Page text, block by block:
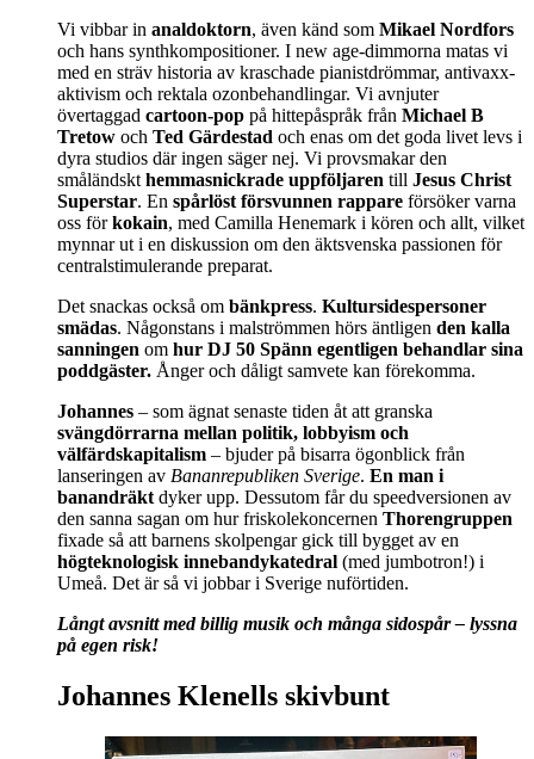
Vi vibbar in analdoktorn, även känd som Mikael Nordfors
och hans synthkompositioner. I new age-dimmorna matas vi
med en sträv historia av kraschade pianistdrömmar, antivaxx-
aktivism och rektala ozonbehandlingar. Vi avnjuter
övertaggad cartoon-pop på hittepåspråk från Michael B
Tretow och Ted Gärdestad och enas om det goda livet levs i
dyra studios där ingen säger nej. Vi provsmakar den
småländskt hemmasnickrade uppföljaren till Jesus Christ
Superstar. En spårlöst försvunnen rappare försöker varna
oss förkokain, med Camilla Henemark i kören och allt, vilket
mynnar ut i en diskussion om den äktsvenska passionen för
centralstimulerande preparat.
Det snackas också om bänkpress. Kultursidespersoner
smädas. Någonstans i malströmmen hörs äntligen den kalla
sanningen om hur DJ 50 Spänn egentligen behandlar sina
poddgäster. Ånger och dåligt samvete kan förekomma.
Johannes – som ägnat senaste tiden åt att granska
svängdörrarna mellan politik, lobbyism och
välfärdskapitalism – bjuder på bisarra ögonblick från
lanseringen av Bananrepubliken Sverige. En man i
banandräkt dyker upp. Dessutom får du speedversionen av
den sanna sagan om hur friskolekoncernen Thorengruppen
fixade så att barnens skolpengar gick till bygget av en
högteknologisk innebandykatedral (med jumbotron!) i
Umeå. Det är så vi jobbar i Sverige nuförtiden.
Långt avsnitt med billig musik och många sidospår – lyssna
på egen risk!
Johannes Klenells skivbunt